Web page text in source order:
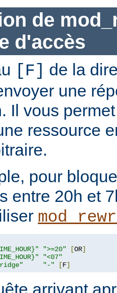
de
d'accès
[F] de la
une
Il vous
ressource
pour
entre 20h et
">=20" [OR]
"<07"
"-" [F]
arrivant